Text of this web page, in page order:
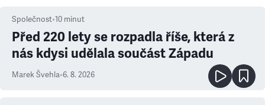
Společnost•10 minut
Před 220 lety se rozpadla říše, která z
nás kdysi udělala součást Západu
Marek Švehla•6. 8. 2026